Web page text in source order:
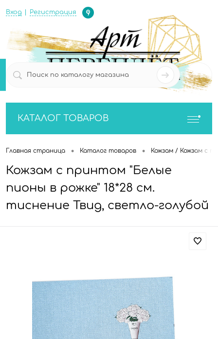
Вход Регистрация
Определение
0
КАТАЛОГ ТОВАРОВ
Главная страница • Каталог товаров • Кожзам / Кожзам с
Кожзам с принтом "Белые
пионы в рожке" 18*28 см.
тиснение Твид, светло-голубой